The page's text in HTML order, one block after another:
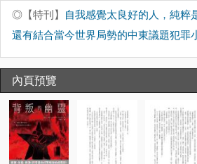
◎【特刊】
自我感覺太良好的人，純粹
還有結合當今世界局勢的中東議題犯罪
內頁預覽